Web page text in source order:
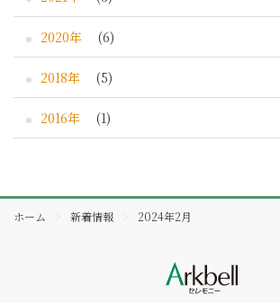
2020年 (6)
2018年 (5)
2016年 (1)
ホーム 新着情報 2024年2月